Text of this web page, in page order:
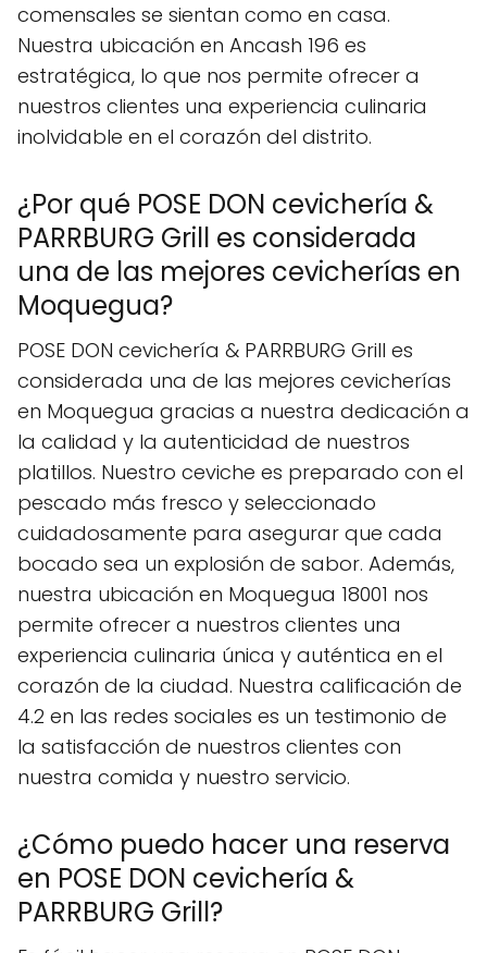
comensales se sientan como en casa.
Nuestra ubicación en Ancash 196 es
estratégica, lo que nos permite ofrecer a
nuestros clientes una experiencia culinaria
inolvidable en el corazón del distrito.
¿Por qué POSE DON cevichería &
PARRBURG Grill es considerada
una de las mejores cevicherías en
Moquegua?
POSE DON cevichería & PARRBURG Grill es
considerada una de las mejores cevicherías
en Moquegua gracias a nuestra dedicación a
la calidad y la autenticidad de nuestros
platillos. Nuestro ceviche es preparado con el
pescado más fresco y seleccionado
cuidadosamente para asegurar que cada
bocado sea un explosión de sabor. Además,
nuestra ubicación en Moquegua 18001 nos
permite ofrecer a nuestros clientes una
experiencia culinaria única y auténtica en el
corazón de la ciudad. Nuestra calificación de
4.2 en las redes sociales es un testimonio de
la satisfacción de nuestros clientes con
nuestra comida y nuestro servicio.
¿Cómo puedo hacer una reserva
en POSE DON cevichería &
PARRBURG Grill?